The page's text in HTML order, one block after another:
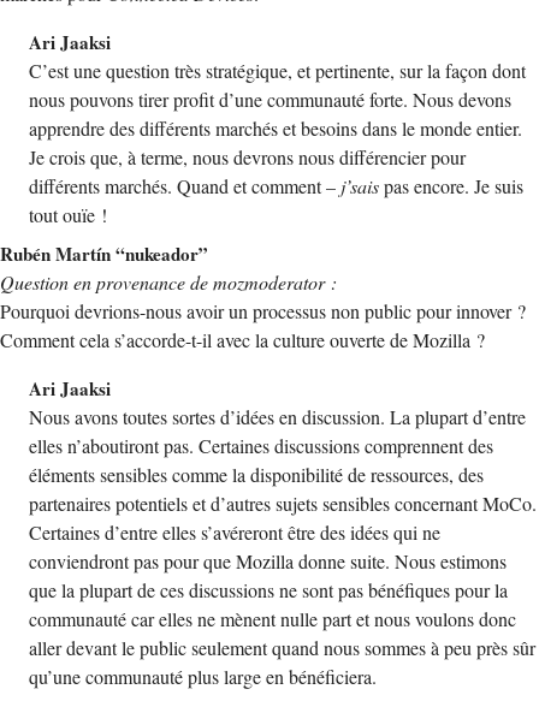
Ari Jaaksi
C’est une question très stratégique, et pertinente, sur la façon dont
nous pouvons tirer profit d’une communauté forte. Nous devons
apprendre des différents marchés et besoins dans le monde entier.
Je crois que, à terme, nous devrons nous différencier pour
différents marchés. Quand et comment – j’saispas encore. Je suis
tout ouïe !
Rubén Martín “nukeador”
Question en provenance de mozmoderator :
Pourquoi devrions-nous avoir un processus non public pour innover ?
Comment cela s’accorde-t-il avec la culture ouverte de Mozilla ?
Ari Jaaksi
Nous avons toutes sortes d’idées en discussion. La plupart d’entre
elles n’aboutiront pas. Certaines discussions comprennent des
éléments sensibles comme la disponibilité de ressources, des
partenaires potentiels et d’autres sujets sensibles concernant MoCo.
Certaines d’entre elles s’avéreront être des idées qui ne
conviendront pas pour que Mozilla donne suite. Nous estimons
que la plupart de ces discussions ne sont pas bénéfiques pour la
communauté car elles ne mènent nulle part et nous voulons donc
aller devant le public seulement quand nous sommes à peu près sûr
qu’une communauté plus large en bénéficiera.